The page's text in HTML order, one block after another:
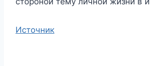
Источник